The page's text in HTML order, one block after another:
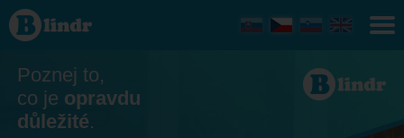
Seznamka
- On
hledá ji
Poznej to,
co je opravdu
důležité.